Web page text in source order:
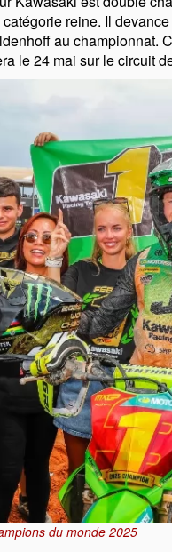
reine. Il
au championnat.
le 24 mai sur le circuit
du monde 2025